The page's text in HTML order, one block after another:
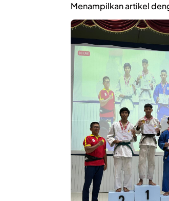
Menampilkan artikel